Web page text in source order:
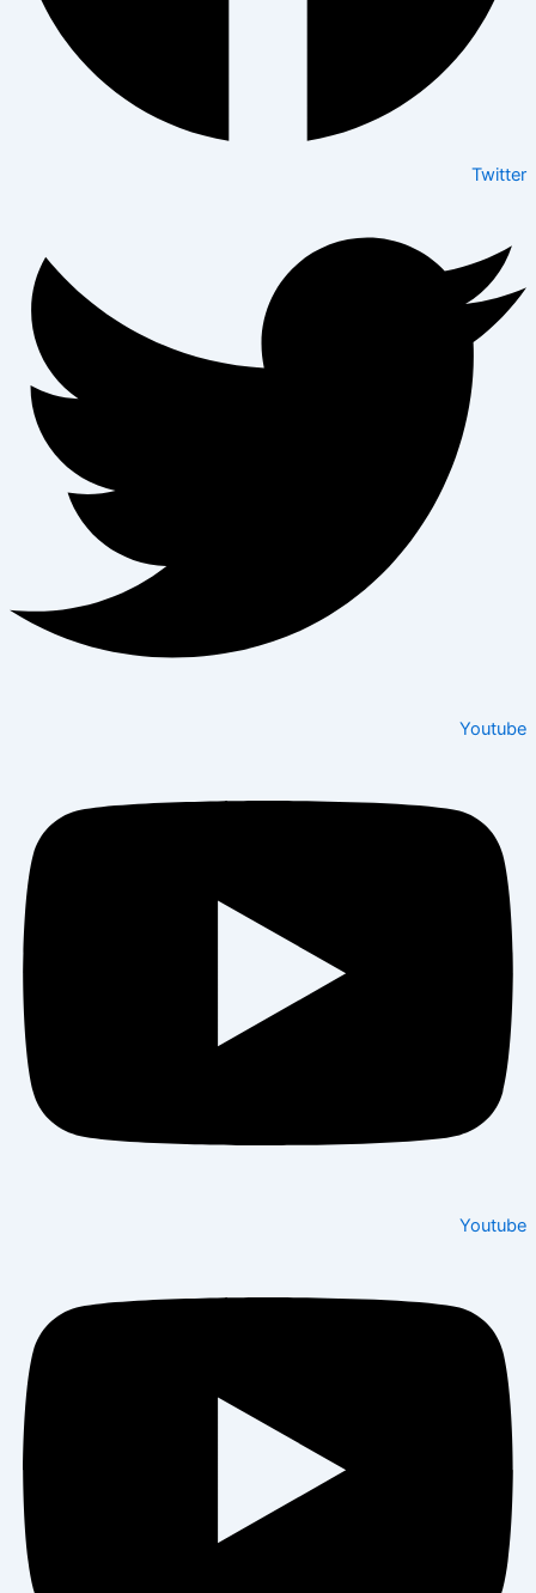
Twitter
Youtube
Youtube